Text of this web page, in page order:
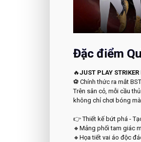
Đặc điểm
🔥JUST PLAY STRIKER
⚽Chính thức ra mắt
Trên sân cỏ, mỗi cầu
không chỉ chơi bóng
👉Thiết kế bứt phá -
🔸Mảng phối tam giác
🔸Họa tiết vai áo độc